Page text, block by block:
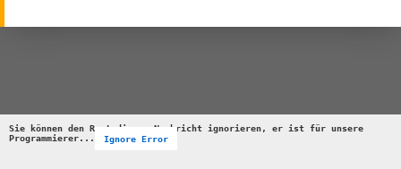
Sie können den Rest dieser Nachricht ignorieren, er ist für unsere
Programmierer...
Ignore Error